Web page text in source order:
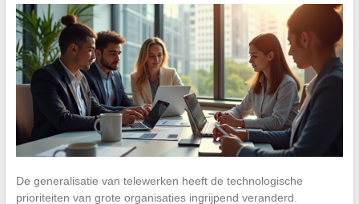
De generalisatie van telewerken heeft de technologische
prioriteiten van grote organisaties ingrijpend veranderd.